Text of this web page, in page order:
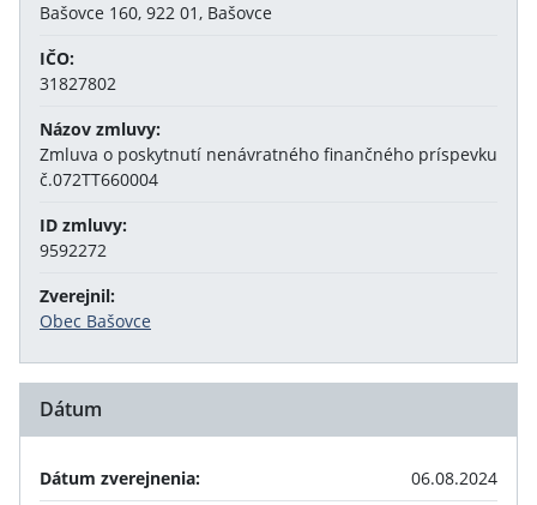
Bašovce 160, 922 01, Bašovce
IČO:
31827802
Názov zmluvy:
Zmluva o poskytnutí nenávratného finančného príspevku
č.072TT660004
ID zmluvy:
9592272
Zverejnil:
Obec Bašovce
Dátum
Dátum zverejnenia:
06.08.2024